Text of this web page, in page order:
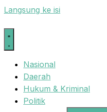
Langsung ke isi
Nasional
Daerah
Hukum & Kriminal
Politik